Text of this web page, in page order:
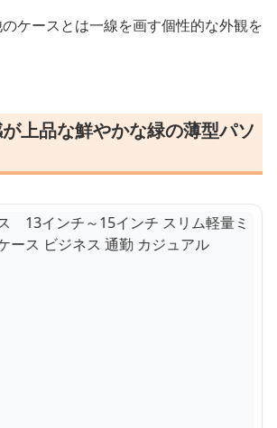
ケースとは一線を画す個性的な外観を
上品な鮮やかな緑の薄型パソ